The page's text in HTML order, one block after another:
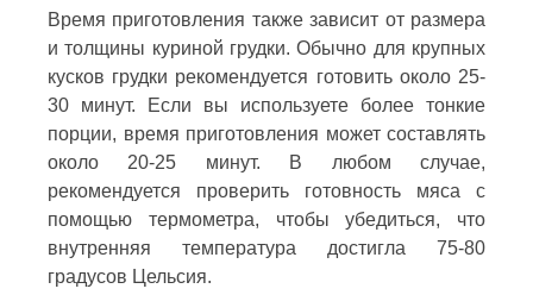
Время приготовления также зависит от размера
и толщины куриной грудки. Обычно для крупных
кусков грудки рекомендуется готовить около 25-
30 минут. Если вы используете более тонкие
порции, время приготовления может составлять
около 20-25 минут. В любом случае,
рекомендуется проверить готовность мяса с
помощью термометра, чтобы убедиться, что
внутренняя температура достигла 75-80
градусов Цельсия.